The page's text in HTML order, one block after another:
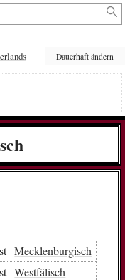
Dauerhaft ändern
Mecklenburgisch
Westfälisch